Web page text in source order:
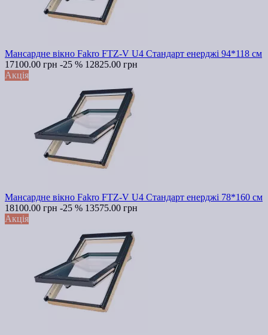
Мансардне вікно Fakro FTZ-V U4 Стандарт енерджі 94*118 см
17100.00 грн -25 % 12825.00 грн
Акція
Мансардне вікно Fakro FTZ-V U4 Стандарт енерджі 78*160 см
18100.00 грн -25 % 13575.00 грн
Акція